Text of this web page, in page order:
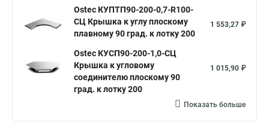
плавному 90 град. к лотку 300
Показать больше
Аналоги по цене
Ostec КУПТП90-150-0,7-R100-
СЦ Крышка к углу плоскому
плавному 90 град. к лотку 150